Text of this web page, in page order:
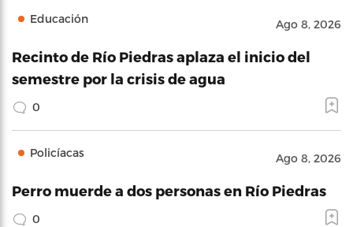
Educación Ago 8, 2026
Recinto de Río Piedras aplaza el inicio del
semestre por la crisis de agua
0
Policíacas Ago 8, 2026
Perro muerde a dos personas en Río Piedras
0